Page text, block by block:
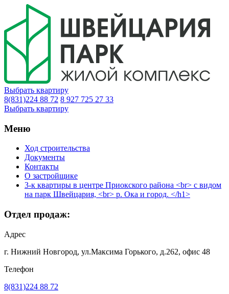
Выбрать квартиру
8(831)224 88 72 8 927 725 27 33
Выбрать квартиру
Меню
Ход строительства
Документы
Контакты
О застройщике
3-к квартиры в центре Приокского района <br> с видом
на парк Швейцария, <br> р. Ока и город. </h1>
Отдел продаж:
Адрес
г. Нижний Новгород, ул.Максима Горького, д.262, офис 48
Телефон
8(831)224 88 72